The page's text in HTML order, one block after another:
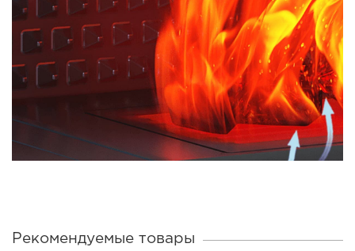
Рекомендуемые товары